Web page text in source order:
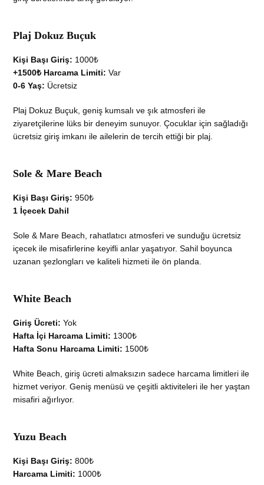
Plaj Dokuz Buçuk
Kişi Başı Giriş: 1000₺
+1500₺ Harcama Limiti: Var
0-6 Yaş: Ücretsiz
Plaj Dokuz Buçuk, geniş kumsalı ve şık atmosferi ile
ziyaretçilerine lüks bir deneyim sunuyor. Çocuklar için sağladığı
ücretsiz giriş imkanı ile ailelerin de tercih ettiği bir plaj.
Sole & Mare Beach
Kişi Başı Giriş: 950₺
1 İçecek Dahil
Sole & Mare Beach, rahatlatıcı atmosferi ve sunduğu ücretsiz
içecek ile misafirlerine keyifli anlar yaşatıyor. Sahil boyunca
uzanan şezlongları ve kaliteli hizmeti ile ön planda.
White Beach
Giriş Ücreti: Yok
Hafta İçi Harcama Limiti: 1300₺
Hafta Sonu Harcama Limiti: 1500₺
White Beach, giriş ücreti almaksızın sadece harcama limitleri ile
hizmet veriyor. Geniş menüsü ve çeşitli aktiviteleri ile her yaştan
misafiri ağırlıyor.
Yuzu Beach
Kişi Başı Giriş: 800₺
Harcama Limiti: 1000₺